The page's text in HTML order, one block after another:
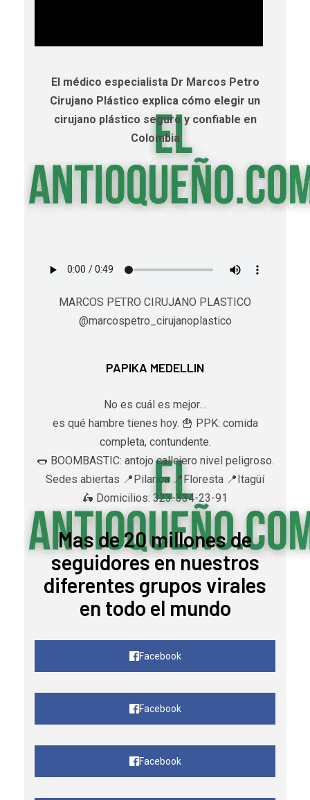
El médico especialista Dr Marcos Petro
Cirujano Plástico explica cómo elegir un
cirujano plástico seguro y confiable en
Colombia
MARCOS PETRO CIRUJANO PLASTICO
@marcospetro_cirujanoplastico
PAPIKA MEDELLIN
No es cuál es mejor…
es qué hambre tienes hoy. 🍟 PPK: comida
completa, contundente.
🌭 BOOMBASTIC: antojo callejero nivel peligroso.
Sedes abiertas 📍Pilarica 📍Floresta 📍Itagüí
🛵 Domicilios: 323-334-23-91
Mas de 20 millones de
seguidores en nuestros
diferentes grupos virales
en todo el mundo
Facebook
Facebook
Facebook